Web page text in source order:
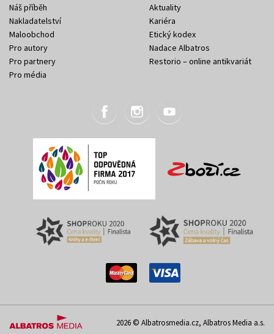
Náš příběh
Nakladatelství
Maloobchod
Pro autory
Pro partnery
Pro média
Aktuality
Kariéra
Etický kodex
Nadace Albatros
Restorio – online antikvariát
2026 © Albatrosmedia.cz, Albatros Media a.s.